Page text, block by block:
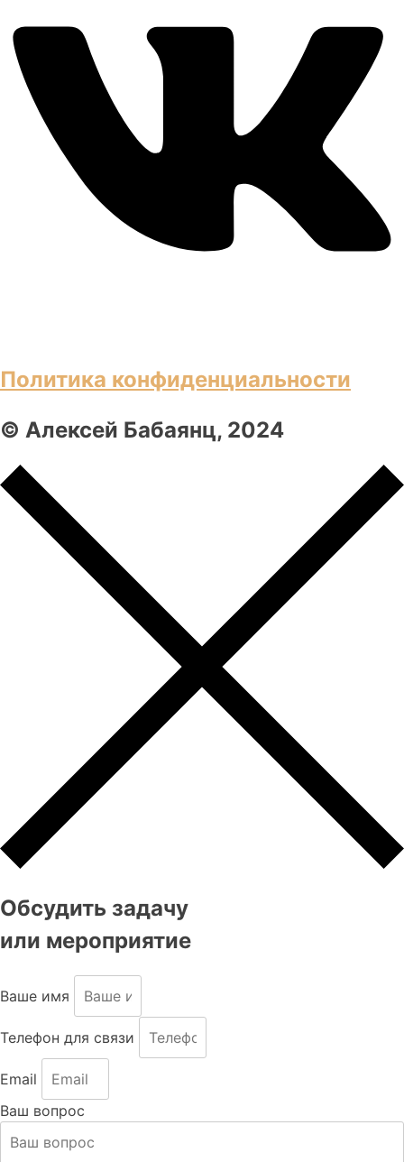
Политика конфиденциальности
© Алексей Бабаянц, 2024
Обсудить задачу
или мероприятие
Ваше имя
Телефон для связи
Email
Ваш вопрос